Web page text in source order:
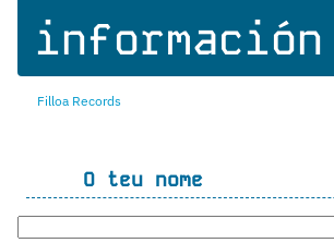
información
Filloa Records
O teu nome